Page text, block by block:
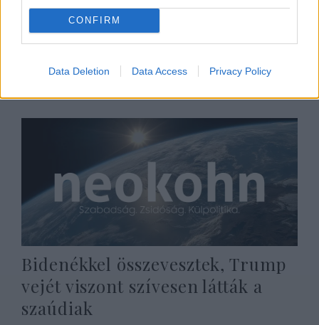
CONFIRM
Data Deletion Data Access Privacy Policy
kezdődik a davosi Világgazdasági
Fórum
Bidenékkel összevesztek, Trump
vejét viszont szívesen látták a
szaúdiak